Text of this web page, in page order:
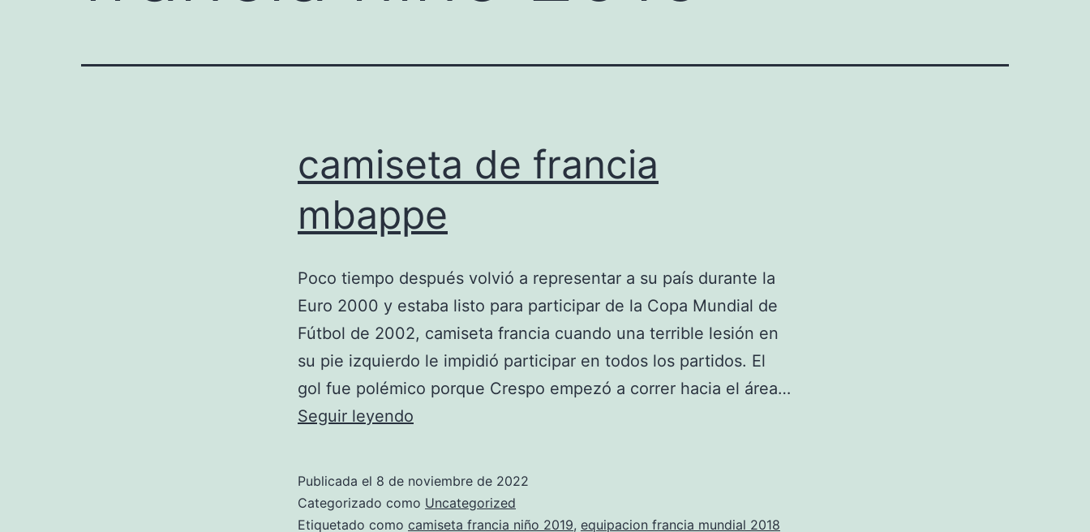
camiseta de francia
mbappe
Poco tiempo después volvió a representar a su país durante la
Euro 2000 y estaba listo para participar de la Copa Mundial de
Fútbol de 2002, camiseta francia cuando una terrible lesión en
su pie izquierdo le impidió participar en todos los partidos. El
gol fue polémico porque Crespo empezó a correr hacia el área…
Seguir leyendo
mbappe
Publicada el 8 de noviembre de 2022
Categorizado como Uncategorized
Etiquetado como camiseta francia niño 2019, equipacion francia mundial 2018